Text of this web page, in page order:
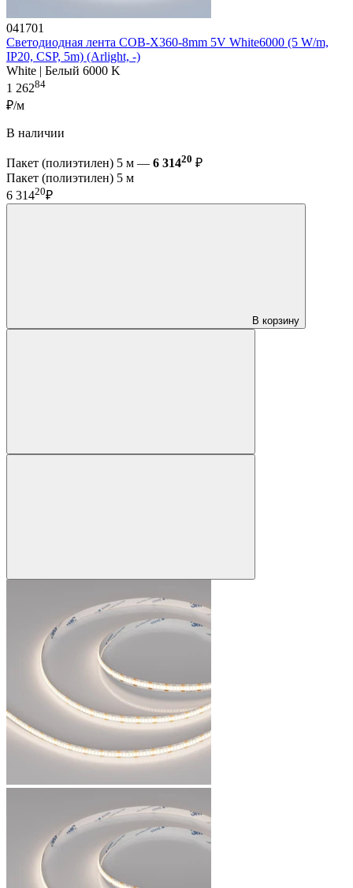
041701
Светодиодная лента COB-X360-8mm 5V White6000 (5 W/m,
IP20, CSP, 5m) (Arlight, -)
White | Белый 6000 K
1 26284
₽/м
В наличии
Пакет (полиэтилен) 5 м — 6 31420 ₽
Пакет (полиэтилен) 5 м
6 31420₽
В корзину